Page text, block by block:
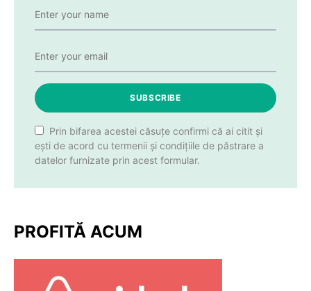
SUBSCRIBE
Prin bifarea acestei căsuțe confirmi că ai citit și
ești de acord cu termenii și condițiile de păstrare a
datelor furnizate prin acest formular.
PROFITĂ ACUM